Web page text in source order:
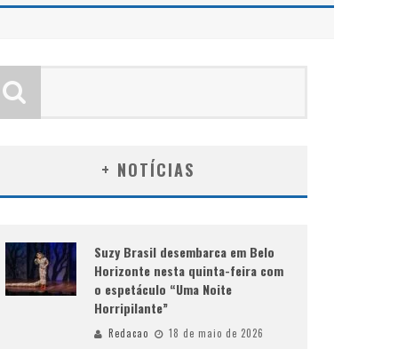
+ NOTÍCIAS
Suzy Brasil desembarca em Belo
Horizonte nesta quinta-feira com
o espetáculo “Uma Noite
Horripilante”
Redacao 18 de maio de 2026